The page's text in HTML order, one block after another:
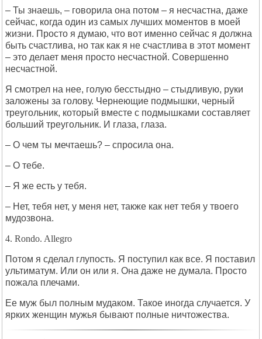
– Ты знаешь, – говорила она потом – я несчастна, даже
сейчас, когда один из самых лучших моментов в моей
жизни. Просто я думаю, что вот именно сейчас я должна
быть счастлива, но так как я не счастлива в этот момент
– это делает меня просто несчастной. Совершенно
несчастной.
Я смотрел на нее, голую бесстыдно – стыдливую, руки
заложены за голову. Чернеющие подмышки, черный
треугольник, который вместе с подмышками составляет
больший треугольник. И глаза, глаза.
– О чем ты мечтаешь? – спросила она.
– О тебе.
– Я же есть у тебя.
– Нет, тебя нет, у меня нет, также как нет тебя у твоего
мудозвона.
4. Rondo. Allegro
Потом я сделал глупость. Я поступил как все. Я поставил
ультиматум. Или он или я. Она даже не думала. Просто
пожала плечами.
Ее муж был полным мудаком. Такое иногда случается. У
ярких женщин мужья бывают полные ничтожества.